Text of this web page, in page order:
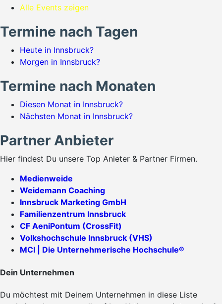
Alle Events zeigen
Termine nach Tagen
Heute in Innsbruck?
Morgen in Innsbruck?
Termine nach Monaten
Diesen Monat in Innsbruck?
Nächsten Monat in Innsbruck?
Partner Anbieter
Hier findest Du unsere Top Anieter & Partner Firmen.
Medienweide
Weidemann Coaching
Innsbruck Marketing GmbH
Familienzentrum Innsbruck
CF AeniPontum (CrossFit)
Volkshochschule Innsbruck (VHS)
MCI | Die Unternehmerische Hochschule®
Dein Unternehmen
Du möchtest mit Deinem Unternehmen in diese Liste